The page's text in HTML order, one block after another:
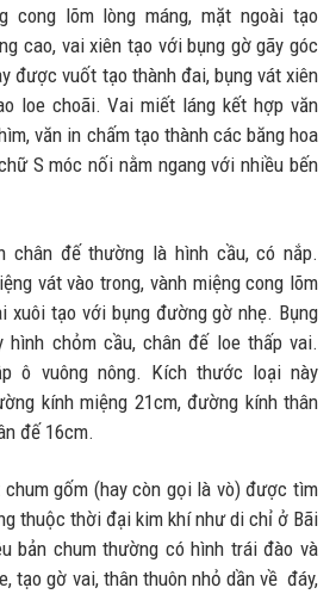
cong lõm lòng máng, mặt ngoài tạo
cao, vai xiên tạo với bụng gờ gãy góc
được vuốt tạo thành đai, bụng vát xiên
loe choãi. Vai miết láng kết hợp văn
văn in chấm tạo thành các băng hoa
S móc nối nằm ngang với nhiều bến
chân đế thường là hình cầu, có nắp.
vát vào trong, vành miệng cong lõm
xuôi tạo với bụng đường gờ nhẹ. Bụng
hình chỏm cầu, chân đế loe thấp vai.
ô vuông nông. Kích thước loại này
kính miệng 21cm, đường kính thân
đế 16cm.
chum gốm (hay còn gọi là vò) được tìm
thuộc thời đại kim khí như di chỉ ở Bãi
bản chum thường có hình trái đào và
tạo gờ vai, thân thuôn nhỏ dần về đáy,